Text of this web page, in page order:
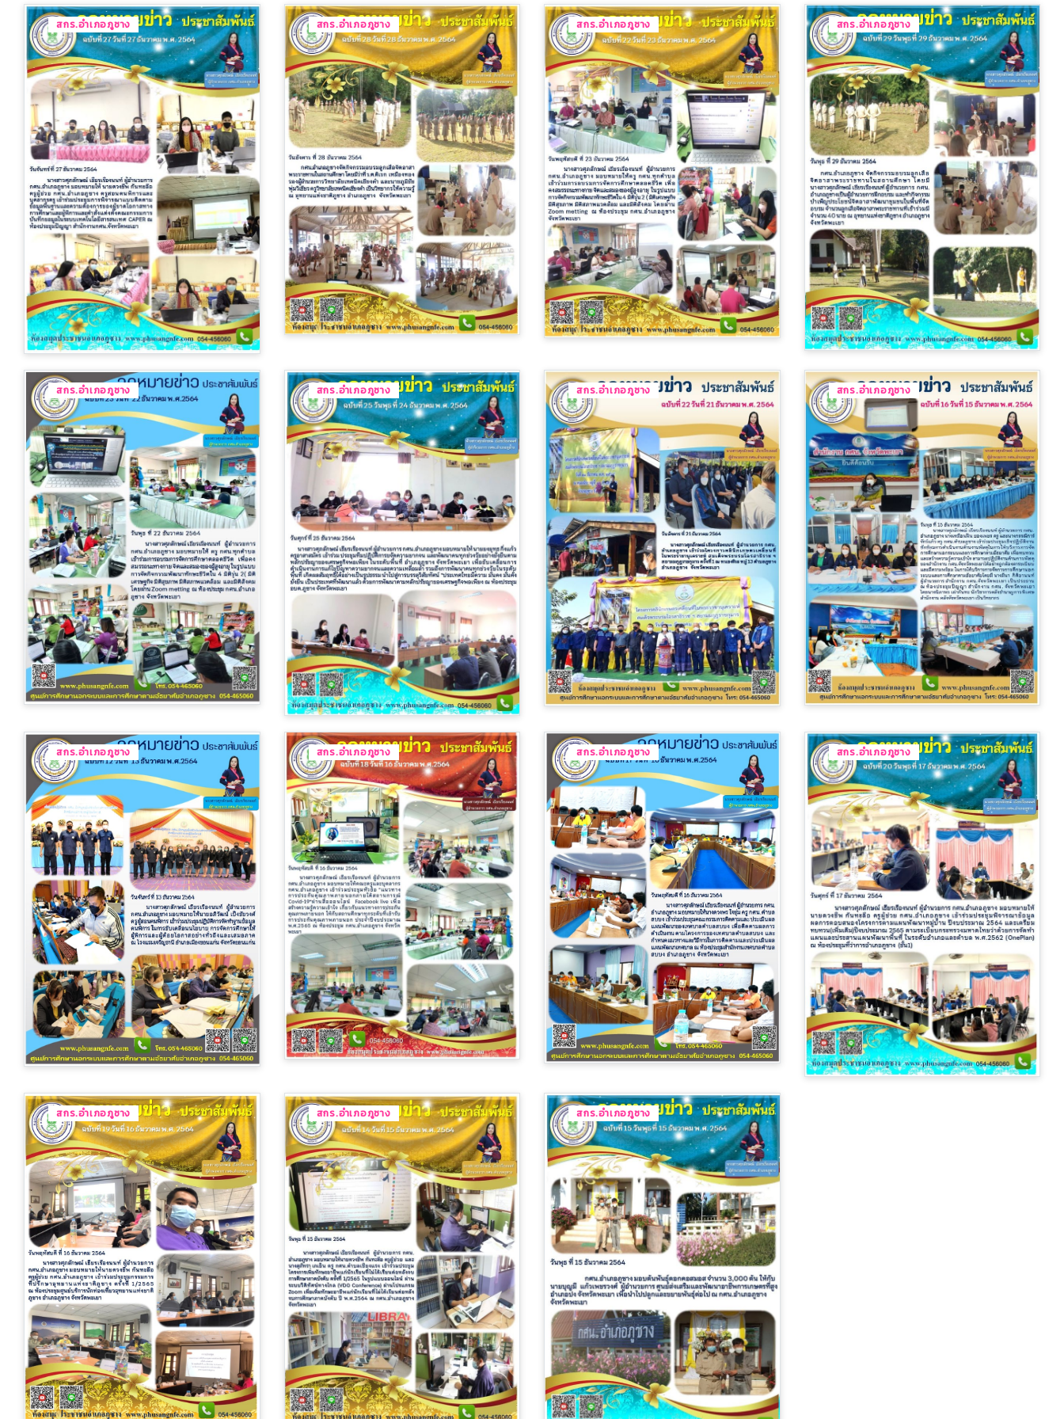
สกร.อำเภอภูซาง สกร.อำเภอภูซาง สกร.อำเภอภูซาง สกร.อำเภอภูซาง
สกร.อำเภอภูซาง สกร.อำเภอภูซาง สกร.อำเภอภูซาง สกร.อำเภอภูซาง
สกร.อำเภอภูซาง สกร.อำเภอภูซาง สกร.อำเภอภูซาง สกร.อำเภอภูซาง
สกร.อำเภอภูซาง สกร.อำเภอภูซาง สกร.อำเภอภูซาง